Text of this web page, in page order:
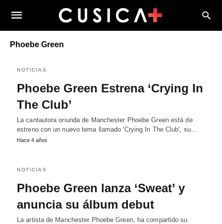
Phoebe Green
NOTICIAS
Phoebe Green Estrena ‘Crying In
The Club’
La cantautora oriunda de Manchester Phoebe Green está de
estreno con un nuevo tema llamado 'Crying In The Club', su…
Hace 4 años
NOTICIAS
Phoebe Green lanza ‘Sweat’ y
anuncia su álbum debut
La artista de Manchester Phoebe Green, ha compartido su